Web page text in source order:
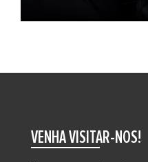
VENHA VISITAR-NOS!